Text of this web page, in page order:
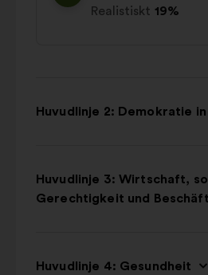
Realistiskt 19%
Huvudlinje 2: Demokratie in
Huvudlinje 3: Wirtschaft,
Gerechtigkeit und
Huvudlinje 4: Gesundheit